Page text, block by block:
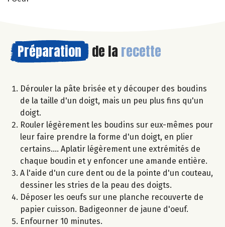
Préparation de la recette
Dérouler la pâte brisée et y découper des boudins
de la taille d'un doigt, mais un peu plus fins qu'un
doigt.
Rouler légèrement les boudins sur eux-mêmes pour
leur faire prendre la forme d'un doigt, en plier
certains.... Aplatir légèrement une extrémités de
chaque boudin et y enfoncer une amande entière.
A l'aide d'un cure dent ou de la pointe d'un couteau,
dessiner les stries de la peau des doigts.
Déposer les oeufs sur une planche recouverte de
papier cuisson. Badigeonner de jaune d'oeuf.
Enfourner 10 minutes.